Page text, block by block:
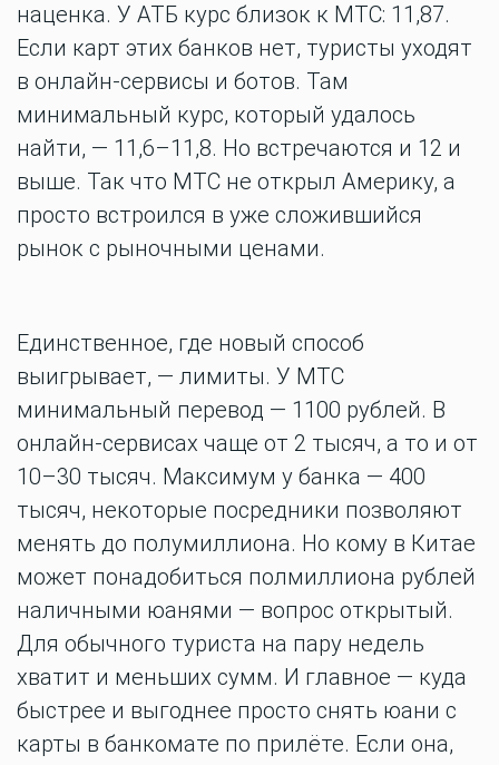
наценка. У АТБ курс близок к МТС: 11,87.
Если карт этих банков нет, туристы уходят
в онлайн-сервисы и ботов. Там
минимальный курс, который удалось
найти, — 11,6–11,8. Но встречаются и 12 и
выше. Так что МТС не открыл Америку, а
просто встроился в уже сложившийся
рынок с рыночными ценами.
Единственное, где новый способ
выигрывает, — лимиты. У МТС
минимальный перевод — 1100 рублей. В
онлайн-сервисах чаще от 2 тысяч, а то и от
10–30 тысяч. Максимум у банка — 400
тысяч, некоторые посредники позволяют
менять до полумиллиона. Но кому в Китае
может понадобиться полмиллиона рублей
наличными юанями — вопрос открытый.
Для обычного туриста на пару недель
хватит и меньших сумм. И главное — куда
быстрее и выгоднее просто снять юани с
карты в банкомате по прилёте. Если она,